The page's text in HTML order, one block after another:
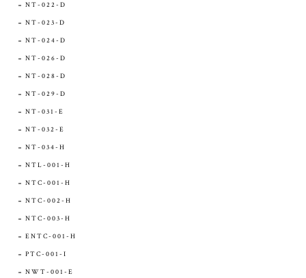
NT-022-D
NT-023-D
NT-024-D
NT-026-D
NT-028-D
NT-029-D
NT-031-E
NT-032-E
NT-034-H
NTL-001-H
NTC-001-H
NTC-002-H
NTC-003-H
ENTC-001-H
PTC-001-I
NWT-001-E